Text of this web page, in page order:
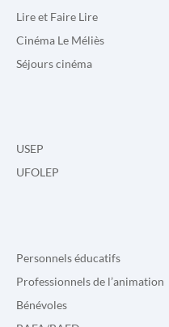
Lire et Faire Lire
Cinéma Le Méliès
Séjours cinéma
USEP
UFOLEP
Personnels éducatifs
Professionnels de l’animation
Bénévoles